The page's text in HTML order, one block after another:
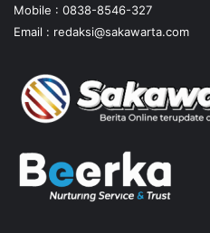
Mobile : 0838-8546-327
Email : redaksi@sakawarta.com